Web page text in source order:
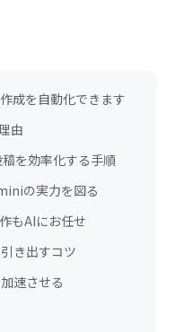
成を自動化できます
由
を効率化する手順
の実力を図る
もAIにお任せ
き出すコツ
速させる